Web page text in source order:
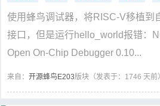
使用蜂鸟调试器，将RISC-V移植到
接口，但是运行hello_world报错：
Open On-Chip Debugger 0.10...
来自： 开源蜂鸟E203版块（发表于：1746 天前）